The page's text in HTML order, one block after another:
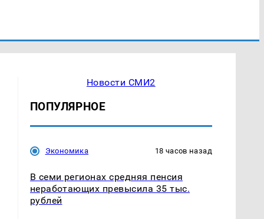
Новости СМИ2
ПОПУЛЯРНОЕ
Экономика 18 часов назад
В семи регионах средняя пенсия
неработающих превысила 35 тыс.
рублей